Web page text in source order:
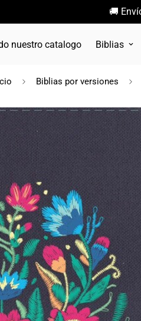
🚚
nuestro catalogo Biblias
Biblias por versiones